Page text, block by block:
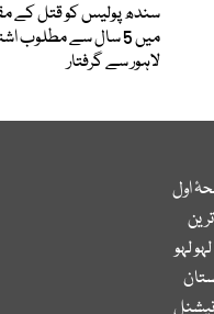
سندھ پولیس کو قتل کے
میں 5 سال سے مطلوب
لاہور سے گرفتار
اول
لہو
نیشنل